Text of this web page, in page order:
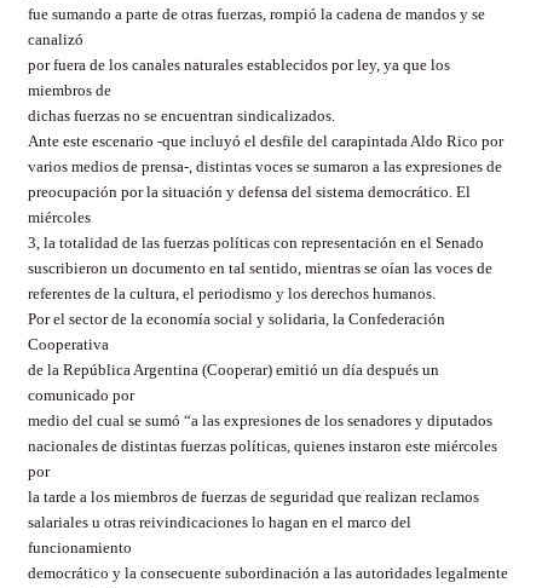
fue sumando a parte de otras fuerzas, rompió la cadena de mandos y se
canalizó
por fuera de los canales naturales establecidos por ley, ya que los
miembros de
dichas fuerzas no se encuentran sindicalizados.
Ante este escenario -que incluyó el desfile del carapintada Aldo Rico por
varios medios de prensa-, distintas voces se sumaron a las expresiones de
preocupación por la situación y defensa del sistema democrático. El
miércoles
3, la totalidad de las fuerzas políticas con representación en el Senado
suscribieron un documento en tal sentido, mientras se oían las voces de
referentes de la cultura, el periodismo y los derechos humanos.
Por el sector de la economía social y solidaria, la Confederación
Cooperativa
de la República Argentina (Cooperar) emitió un día después un
comunicado por
medio del cual se sumó “a las expresiones de los senadores y diputados
nacionales de distintas fuerzas políticas, quienes instaron este miércoles
por
la tarde a los miembros de fuerzas de seguridad que realizan reclamos
salariales u otras reivindicaciones lo hagan en el marco del
funcionamiento
democrático y la consecuente subordinación a las autoridades legalmente